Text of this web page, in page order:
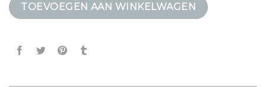
TOEVOEGEN AAN WINKELWAGEN